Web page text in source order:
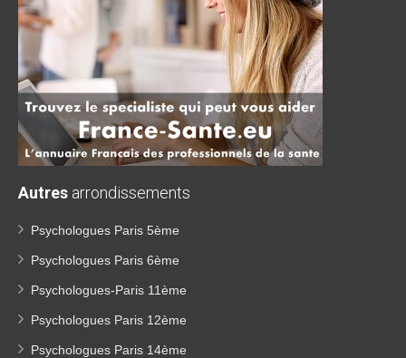
Autres arrondissements
Psychologues Paris 5ème
Psychologues Paris 6ème
Psychologues-Paris 11ème
Psychologues Paris 12ème
Psychologues Paris 14ème